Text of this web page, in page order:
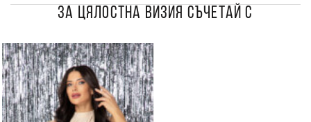
ЗА ЦЯЛОСТНА ВИЗИЯ СЪЧЕТАЙ С